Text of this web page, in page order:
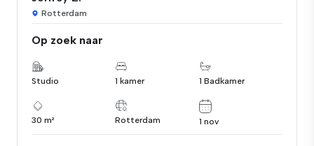
Rotterdam
Op zoek naar
Studio 1 kamer 1 Badkamer
30 m² Rotterdam 1 nov